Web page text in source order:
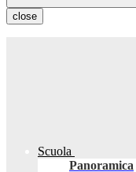
close
Scuola
Panoramica